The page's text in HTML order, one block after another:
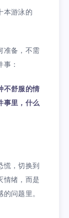
本游泳的
准备，不需
：
不舒服的情
事里，什么
慌，切换到
情绪，而是
问题里。